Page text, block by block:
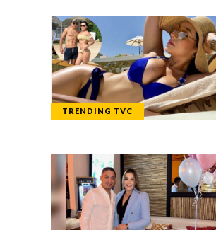
TRENDING TVC